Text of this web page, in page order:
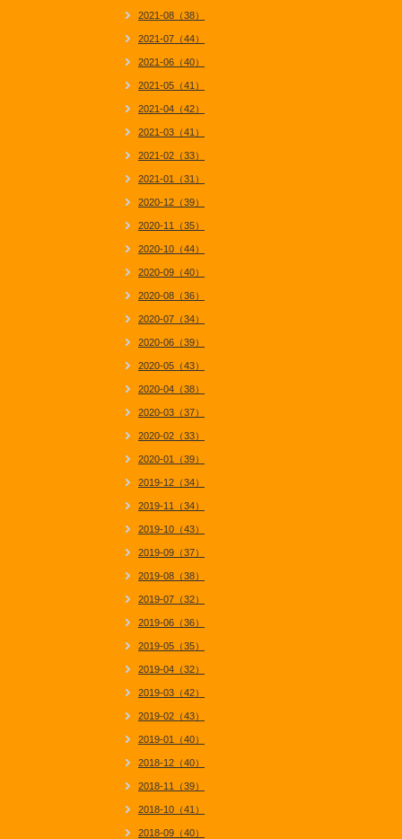
2021-08（38）
2021-07（44）
2021-06（40）
2021-05（41）
2021-04（42）
2021-03（41）
2021-02（33）
2021-01（31）
2020-12（39）
2020-11（35）
2020-10（44）
2020-09（40）
2020-08（36）
2020-07（34）
2020-06（39）
2020-05（43）
2020-04（38）
2020-03（37）
2020-02（33）
2020-01（39）
2019-12（34）
2019-11（34）
2019-10（43）
2019-09（37）
2019-08（38）
2019-07（32）
2019-06（36）
2019-05（35）
2019-04（32）
2019-03（42）
2019-02（43）
2019-01（40）
2018-12（40）
2018-11（39）
2018-10（41）
2018-09（40）